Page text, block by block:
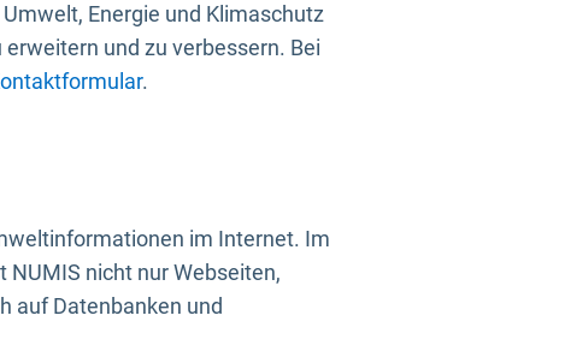
Energie und Klimaschutz
und zu verbessern. Bei
.
im Internet. Im
nicht nur Webseiten,
auf Datenbanken und